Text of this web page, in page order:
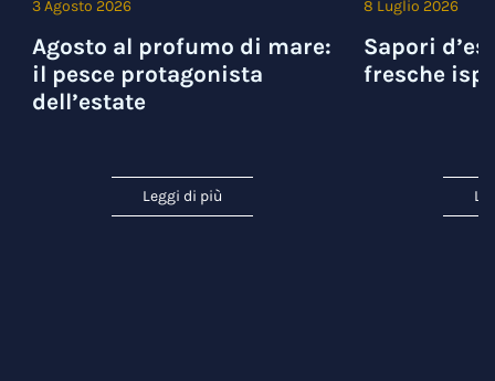
3 Agosto 2026
Agosto al profumo di mare:
il pesce protagonista
dell’estate
Leggi di più
8 Luglio 2026
Sapori
fresche